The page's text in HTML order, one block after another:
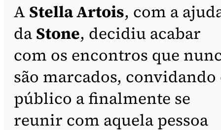
A Stella Artois, com a
da Stone, decidiu acabar
com os encontros que
são marcados, convidando
público a finalmente se
reunir com aquela pessoa